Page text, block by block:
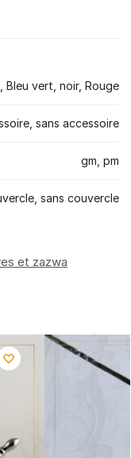
Bleu vert, noir, Rouge
sans accessoire
gm, pm
sans couvercle
et zazwa